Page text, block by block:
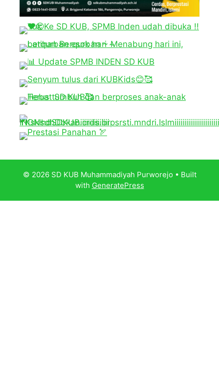
© 2026 SD KUB Muhammadiyah Purworejo • Built
with GeneratePress